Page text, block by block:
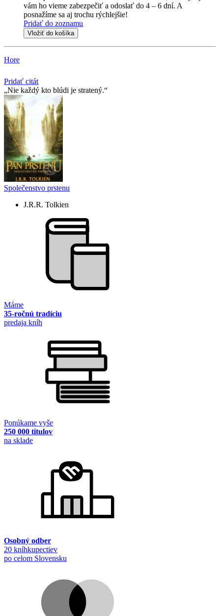
vám ho vieme zabezpečiť a odoslať do 4 – 6 dní. A
posnažíme sa aj trochu rýchlejšie!
Pridať do zoznamu
Vložiť do košíka
Hore
Pridať citát
Nie každý kto blúdi je stratený.
Společenstvo prstenu
J.R.R. Tolkien
Máme
35-ročnú tradíciu
predaja kníh
Ponúkame vyše
250 000 titulov
na sklade
Osobný odber
20 kníhkupectiev
po celom Slovensku